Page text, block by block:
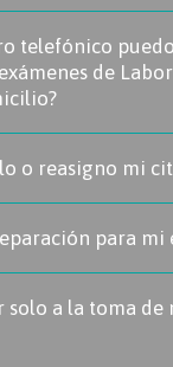
telefónico
de
o reasigno mi
para mi
solo a la toma de